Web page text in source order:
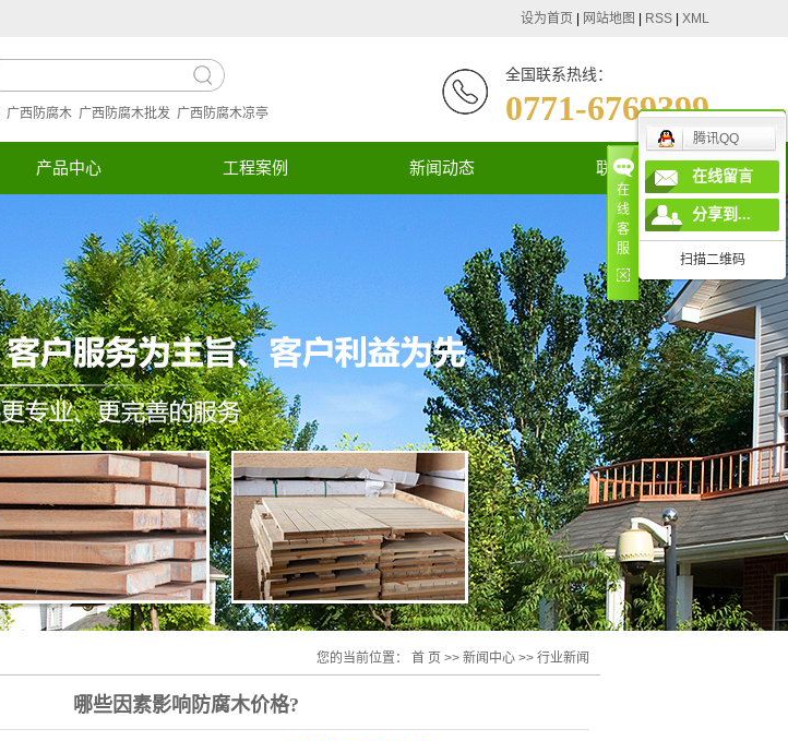
设为首页 网站地图 RSS XML
广西防腐木 广西防腐木批发 广西防腐木凉亭
全国联系热线：
0771-6769399
产品中心
防腐木材
炭化木材
欧松板
进口芬兰木
南方松
桑拿板
外墙板
户外高端硬木
重竹木
户外木油
木屋沥青瓦
工程案例
工程案例
新闻动态
行业新闻
技术知识
联系我们
您的当前位置： 首 页 >> 新闻中心 >> 行业新闻
哪些因素影响防腐木价格?
在
线
客
服
腾讯QQ
在线留言
分享到...
扫描二维码